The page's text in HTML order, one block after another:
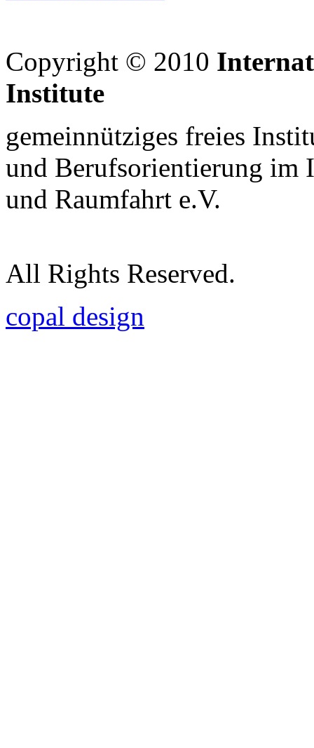
Copyright © 2010
Institute
gemeinnütziges freies
und Berufsorientierung im
und Raumfahrt e.V.
All Rights Reserved.
copal design